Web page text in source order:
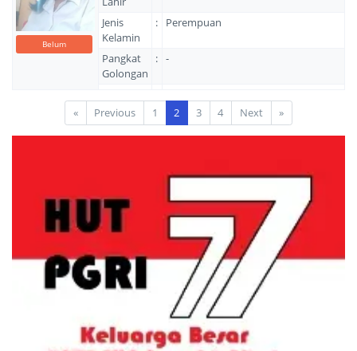
Belum
Jenis
Kelamin
: Perempuan
Pangkat
Golongan
: -
« Previous 1 2 3 4 Next »